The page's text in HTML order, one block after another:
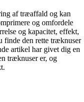
af træaffald og kan
og omfordele
og kapacitet, effekt,
finde den rette træknuser
artikel har givet dig en
træknuser er, og